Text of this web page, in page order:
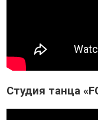
Студия танца